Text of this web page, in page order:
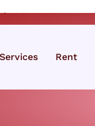
ID
Services Rent